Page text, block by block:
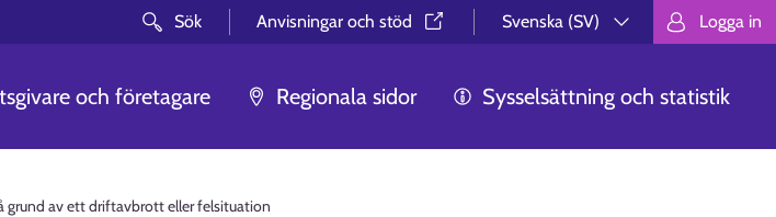
Sök Anvisningar och stöd⁠
Svenska (SV)
Välj språk.
Logga in
och företagare Regionala sidor Sysselsättning och statistik
grund av ett driftavbrott eller felsituation